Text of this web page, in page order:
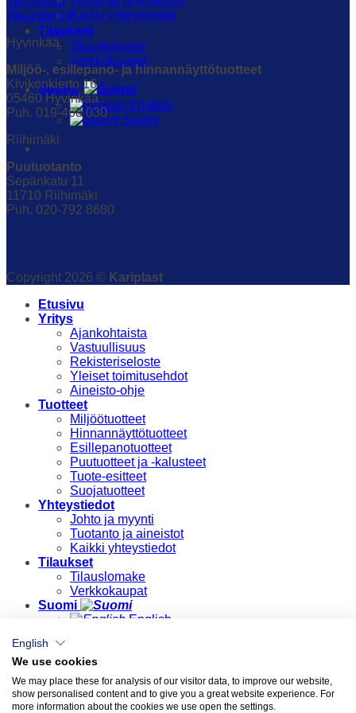
Kaikki yhteystiedot
Tilaukset
Tilauslomake
Verkkokaupat
Suomi
English
Suomi
Tilaustiedot
Hyvinkää
Miljöö-, esillepano- ja hinnannäyttötuotteet
Kivikonkierto 16
05460 Hyvinkää
Puh. 019-468 030
Riihimäki
Puutuotanto
Sepänkatu 11
11710 Riihimäki
Puh. 020-792 8680
Copyright 2026 © Kariplast
Etusivu
Yritys
Ajankohtaista
Vastuullisuus
Rekisteriseloste
Yleiset toimitusehdot
Aineisto-ohje
Tuotteet
Miljöötuotteet
Hinnannäyttötuotteet
Esillepanotuotteet
Puutuotteet ja -kalusteet
Tuote-esitteet
Suojatuotteet
Yhteystiedot
Johto ja myynti
Tuotanto ja aineistot
Kaikki yhteystiedot
Tilaukset
Tilauslomake
Verkkokaupat
Suomi
English
Kirjaudu
Käyttäjätunnus tai sähköpostiosoite*Vaaditaan
English
We use cookies
We may place these for analysis of our visitor data, to improve our website,
show personalised content and to give you a great website experience. For
more information about the cookies we use open the settings.